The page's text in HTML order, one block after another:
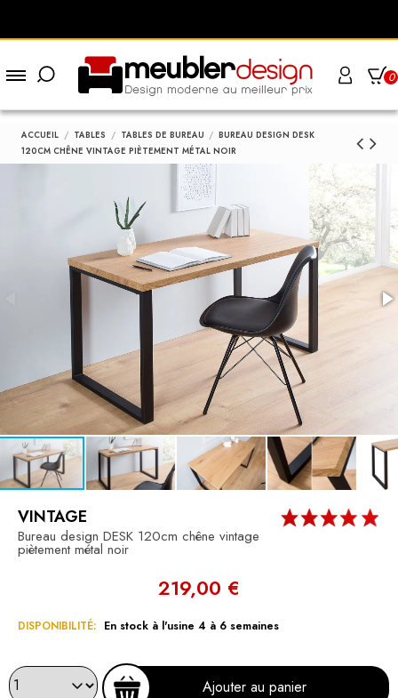
0
ACCUEIL TABLES TABLES DE BUREAU
BUREAU DESIGN DESK
120CM CHÊNE VINTAGE PIÈTEMENT MÉTAL NOIR
VINTAGE
Bureau design DESK 120cm chêne vintage
piètement métal noir
219,00 €
DISPONIBILITÉ: En stock à l'usine 4 à 6 semaines
Ajouter au panier